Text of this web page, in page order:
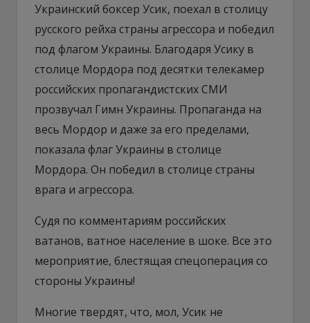
Украинский боксер Усик, поехал в столицу
русского рейха страны агрессора и победил
под флагом Украины. Благодаря Усику в
столице Мордора под десятки телекамер
российских пропагандистских СМИ
прозвучал Гимн Украины. Пропаганда на
весь Мордор и даже за его пределами,
показала флаг Украины в столице
Мордора. Он победил в столице страны
врага и агрессора.
Судя по комментариям российских
ватанов, ватное население в шоке. Все это
мероприятие, блестящая спецоперация со
стороны Украины!
Многие твердят, что, мол, Усик не